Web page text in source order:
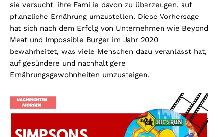
sie versucht, ihre Familie davon zu überzeugen, auf
pflanzliche Ernährung umzustellen. Diese Vorhersage
hat sich nach dem Erfolg von Unternehmen wie Beyond
Meat und Impossible Burger im Jahr 2020
bewahrheitet, was viele Menschen dazu veranlasst hat,
auf gesündere und nachhaltigere
Ernährungsgewohnheiten umzusteigen.